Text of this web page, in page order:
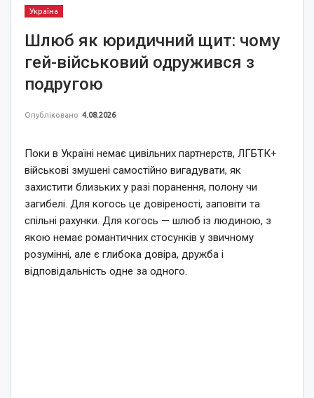
Україна
Шлюб як юридичний щит: чому
гей-військовий одружився з
подругою
Опубліковано 4.08.2026
Поки в Україні немає цивільних партнерств, ЛГБТК+
військові змушені самостійно вигадувати, як
захистити близьких у разі поранення, полону чи
загибелі. Для когось це довіреності, заповіти та
спільні рахунки. Для когось — шлюб із людиною, з
якою немає романтичних стосунків у звичному
розумінні, але є глибока довіра, дружба і
відповідальність одне за одного.